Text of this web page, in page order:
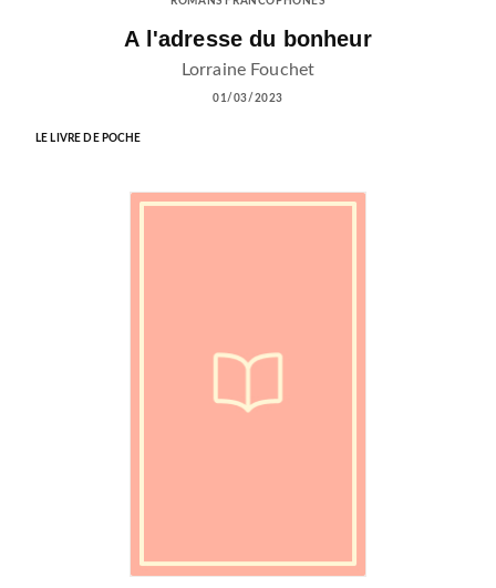
A l'adresse du bonheur
Lorraine Fouchet
01/03/2023
LE LIVRE DE POCHE